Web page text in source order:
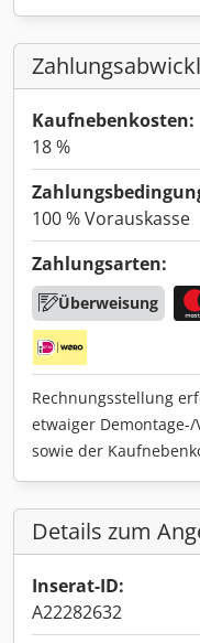
Kaufnebenkosten:
18 %
100 % Vorauskasse
Zahlungsarten:
Überweisung
Rechnungsstellung
etwaiger
sowie der
Details zum
Inserat-ID:
A22282632